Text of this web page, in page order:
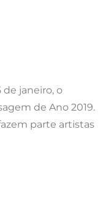
de janeiro, o
de Ano 2019.
parte artistas